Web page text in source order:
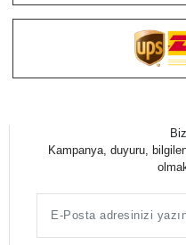
Kampanya, duyuru,